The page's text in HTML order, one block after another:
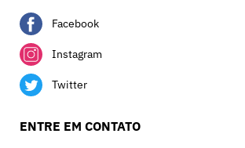
Facebook
Instagram
Twitter
ENTRE EM CONTATO